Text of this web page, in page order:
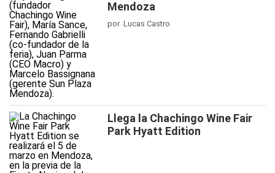
Mendoza
por Lucas Castro
Llega la Chachingo Wine Fair
Park Hyatt Edition